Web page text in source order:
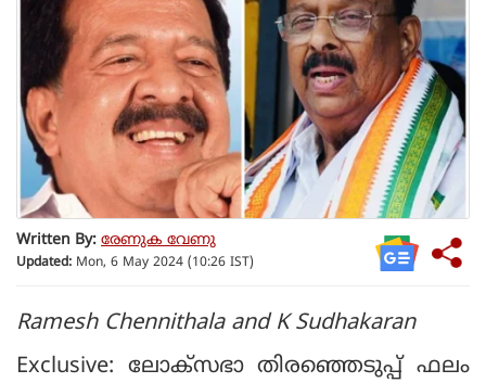
Written By: രേണുക വേണു
Updated: Mon, 6 May 2024 (10:26 IST)
Ramesh Chennithala and K Sudhakaran
Exclusive: ലോക്‌സഭാ തിരഞ്ഞെടുപ്പ് ഫലം